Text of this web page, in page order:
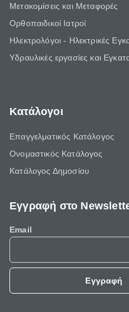
Μετακομίσεις και Μεταφορές
Ορθοπαιδικοί Ιατροί
Ηλεκτρολόγοι - Ηλεκτρικές
Υδραυλικές εργασίες και
Κατάλογοι
Επαγγελματικός Κατάλογος
Ονομαστικός Κατάλογος
Κατάλογος Δημοσίου
Εγγραφή στο
Email
Εγγραφή